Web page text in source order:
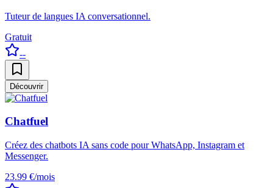
Tuteur de langues IA conversationnel.
Gratuit
--
Découvrir
Chatfuel
Créez des chatbots IA sans code pour WhatsApp, Instagram et
Messenger.
23.99 €/mois